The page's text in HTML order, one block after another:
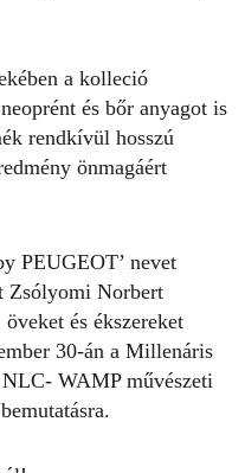
a kolleció
és bőr anyagot is
rendkívül hosszú
önmagáért
PEUGEOT’ nevet
Zsólyomi Norbert
és ékszereket
30-án a Millenáris
NLC- WAMP művészeti